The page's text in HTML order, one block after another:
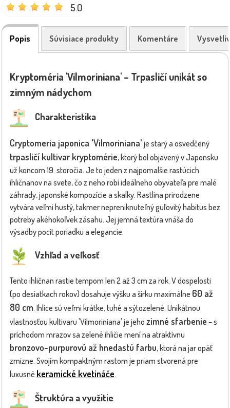
5.0
Popis Súvisiace produkty Komentáre
Kryptoméria 'Vilmoriniana' – Trpasličí unikát so
zimným nádychom
Charakteristika
Cryptomeria japonica 'Vilmoriniana' je starý a osvedčený
trpasličí kultivar kryptomérie, ktorý bol objavený v Japonsku
už koncom 19. storočia. Je to jeden z najpomalšie rastúcich
ihličnanov na svete, čo z neho robí ideálneho obyvateľa pre malé
záhrady, japonské kompozície a skalky. Rastlina prirodzene
vytvára veľmi hustý, takmer nepreniknuteľný guľovitý habitus bez
potreby akéhokoľvek zásahu. Jej jemná textúra vnáša do
výsadby pocit poriadku a elegancie.
Vzhľad a veľkosť
Tento ihličnan rastie tempom len 2 až 3 cm za rok. V dospelosti
(po desiatkach rokov) dosahuje výšku a šírku maximálne 60 až
80 cm. Ihlice sú veľmi krátke, tuhé a sýtozelené. Unikátnou
vlastnosťou kultivaru 'Vilmoriniana' je jeho zimné sfarbenie – s
príchodom mrazov sa zelené ihličie mení na atraktívnu
bronzovo-purpurovú až hnedastú farbu, ktorá na jar opäť
zmizne. Svojím kompaktným rastom je priam stvorená pre
luxusné keramické kvetináče.
Štruktúra a využitie